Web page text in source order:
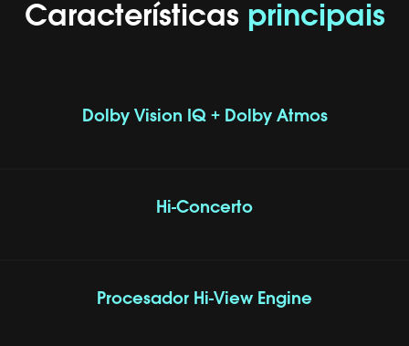
Características principais
Dolby Vision IQ + Dolby Atmos
Hi-Concerto
Procesador Hi-View Engine